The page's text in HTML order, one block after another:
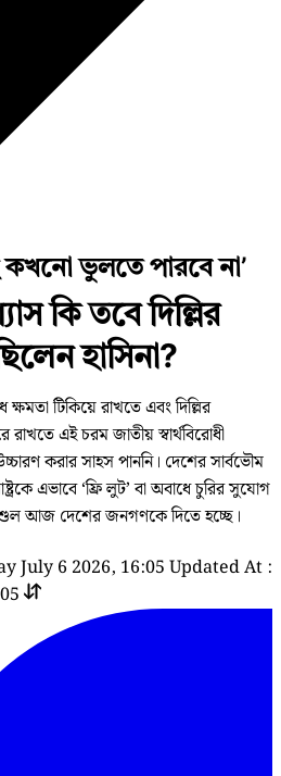
কখনো ভুলতে পারবে না’
কি তবে দিল্লির
হাসিনা?
টিকিয়ে রাখতে এবং দিল্লির
এই চরম জাতীয় স্বার্থবিরোধী
করার সাহস পাননি। দেশের সার্বভৌম
এভাবে ‘ফ্রি লুট’ বা অবাধে চুরির সুযোগ
আজ দেশের জনগণকে দিতে হচ্ছে।
July 6 2026, 16:05 Updated At :